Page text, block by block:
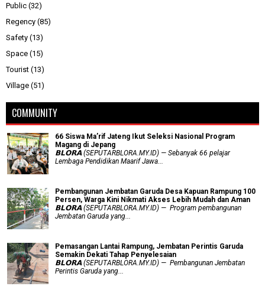
Public (32)
Regency (85)
Safety (13)
Space (15)
Tourist (13)
Village (51)
COMMUNITY
66 Siswa Ma’rif Jateng Ikut Seleksi Nasional Program
Magang di Jepang
𝗕𝗟𝗢𝗥𝗔 (SEPUTARBLORA.MY.ID) — Sebanyak 66 pelajar
Lembaga Pendidikan Maarif Jawa...
Pembangunan Jembatan Garuda Desa Kapuan Rampung 100
Persen, Warga Kini Nikmati Akses Lebih Mudah dan Aman
𝗕𝗟𝗢𝗥𝗔 (SEPUTARBLORA.MY.ID) — Program pembangunan
Jembatan Garuda yang...
Pemasangan Lantai Rampung, Jembatan Perintis Garuda
Semakin Dekati Tahap Penyelesaian
𝗕𝗟𝗢𝗥𝗔 (SEPUTARBLORA.MY.ID) — Pembangunan Jembatan
Perintis Garuda yang...